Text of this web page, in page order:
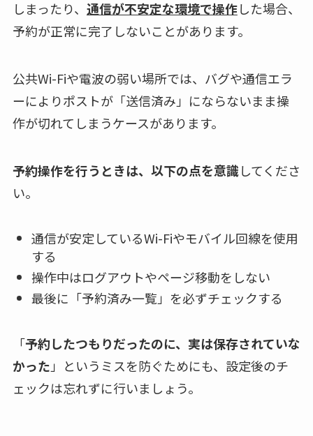
しまったり、 通信が不安定な環境で操作した場合、
予約が正常に完了しないことがあります。
公共Wi-Fiや電波の弱い場所では、バグや通信エラ
ーによりポストが「送信済み」にならないまま操
作が切れてしまうケースがあります。
予約操作を行うときは、以下の点を意識してくださ
い。
通信が安定しているWi-Fiやモバイル回線を使用
する
操作中はログアウトやページ移動をしない
最後に「予約済み一覧」を必ずチェックする
「予約したつもりだったのに、実は保存されていな
かった」というミスを防ぐためにも、設定後のチ
ェックは忘れずに行いましょう。